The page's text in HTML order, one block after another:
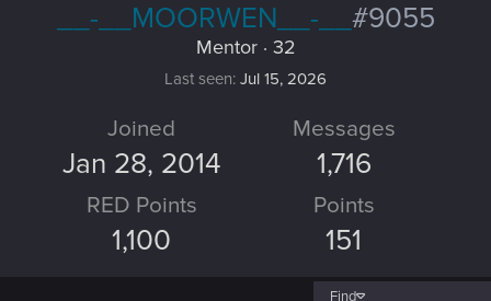
__-__MOORWEN__-__ #9055
Mentor · 32
Last seen Jul 15, 2026
Joined
Jan 28, 2014
Messages
1,716
RED Points
1,100
Points
151
Find